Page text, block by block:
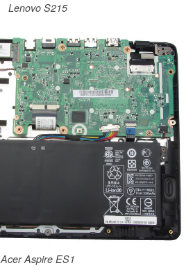
Lenovo S215
Acer Aspire ES1